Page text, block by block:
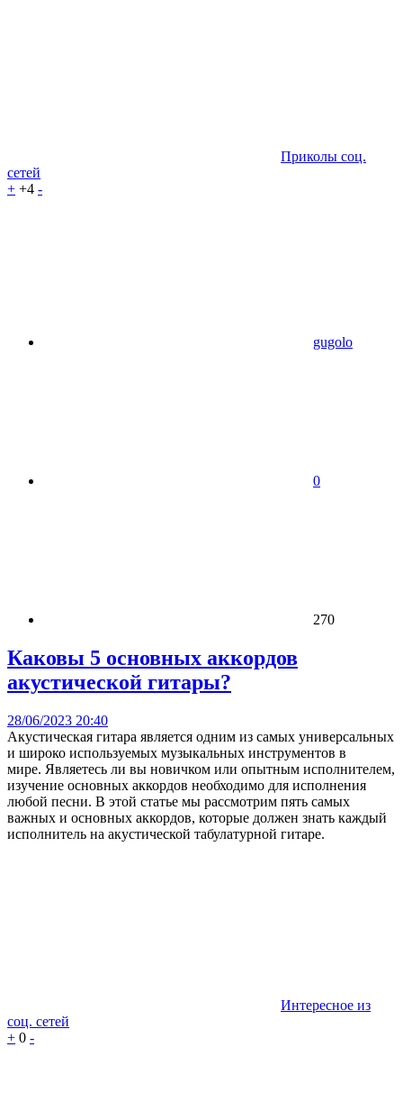
Приколы соц.
сетей
+ +4 -
gugolo
0
270
Каковы 5 основных аккордов
акустической гитары?
28/06/2023 20:40
Акустическая гитара является одним из самых универсальных
и широко используемых музыкальных инструментов в
мире. Являетесь ли вы новичком или опытным исполнителем,
изучение основных аккордов необходимо для исполнения
любой песни. В этой статье мы рассмотрим пять самых
важных и основных аккордов, которые должен знать каждый
исполнитель на акустической табулатурной гитаре.
Интересное из
соц. сетей
+ 0 -